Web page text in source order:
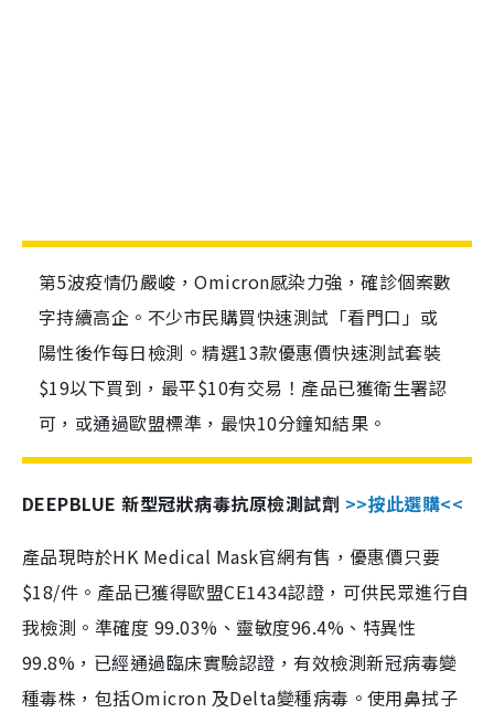
第5波疫情仍嚴峻，Omicron感染力強，確診個案數
字持續高企。不少市民購買快速測試「看門口」或
陽性後作每日檢測。精選13款優惠價快速測試套裝
$19以下買到，最平$10有交易！產品已獲衛生署認
可，或通過歐盟標準，最快10分鐘知結果。
DEEPBLUE 新型冠狀病毒抗原檢測試劑 >>按此選購<<
產品現時於HK Medical Mask官網有售，優惠價只要
$18/件。產品已獲得歐盟CE1434認證，可供民眾進行自
我檢測。準確度 99.03%、靈敏度96.4%、特異性
99.8%，已經通過臨床實驗認證，有效檢測新冠病毒變
種毒株，包括Omicron 及Delta變種病毒。使用鼻拭子